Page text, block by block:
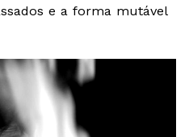
e a forma mutável